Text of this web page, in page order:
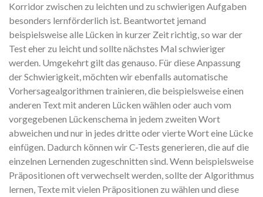
Korridor zwischen zu leichten und zu schwierigen Aufgaben
besonders lernförderlich ist. Beantwortet jemand
beispielsweise alle Lücken in kurzer Zeit richtig, so war der
Test eher zu leicht und sollte nächstes Mal schwieriger
werden. Umgekehrt gilt das genauso. Für diese Anpassung
der Schwierigkeit, möchten wir ebenfalls automatische
Vorhersagealgorithmen trainieren, die beispielsweise einen
anderen Text mit anderen Lücken wählen oder auch vom
vorgegebenen Lückenschema in jedem zweiten Wort
abweichen und nur in jedes dritte oder vierte Wort eine Lücke
einfügen. Dadurch können wir C-Tests generieren, die auf die
einzelnen Lernenden zugeschnitten sind. Wenn beispielsweise
Präpositionen oft verwechselt werden, sollte der Algorithmus
lernen, Texte mit vielen Präpositionen zu wählen und diese